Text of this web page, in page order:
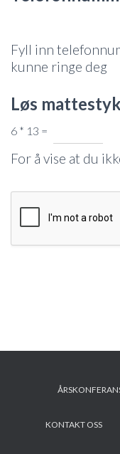
Fyll inn
kunne ringe deg
Løs
6 * 13 =
For å vise at du
KONTAKT OSS